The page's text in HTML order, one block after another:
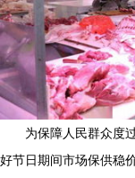
为保障人民群众度
好节日期间市场保供稳